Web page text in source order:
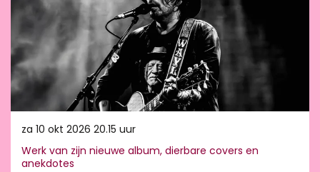
Werk van zijn nieuwe album, dierbare covers en
anekdotes
za 10 okt 2026 20.15 uur